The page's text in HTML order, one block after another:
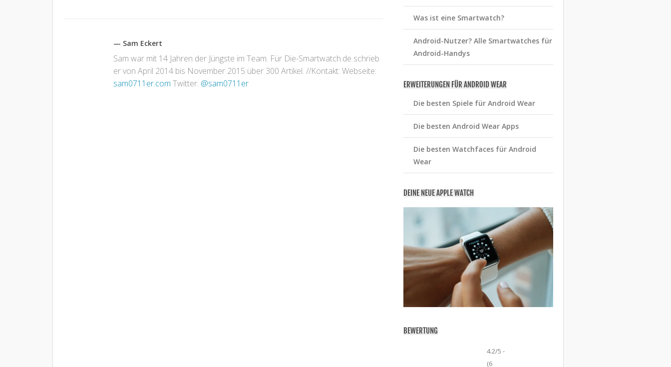
— Sam Eckert
Sam war mit 14 Jahren der Jüngste im Team. Für Die-Smartwatch.de schrieb
er von April 2014 bis November 2015 über 300 Artikel. //Kontakt: Webseite:
sam0711er.com Twitter: @sam0711er
Was ist eine Smartwatch?
Android-Nutzer? Alle Smartwatches für
Android-Handys
ERWEITERUNGEN FÜR ANDROID WEAR
Die besten Spiele für Android Wear
Die besten Android Wear Apps
Die besten Watchfaces für Android
Wear
DEINE NEUE APPLE WATCH
BEWERTUNG
4.2/5 -
(6